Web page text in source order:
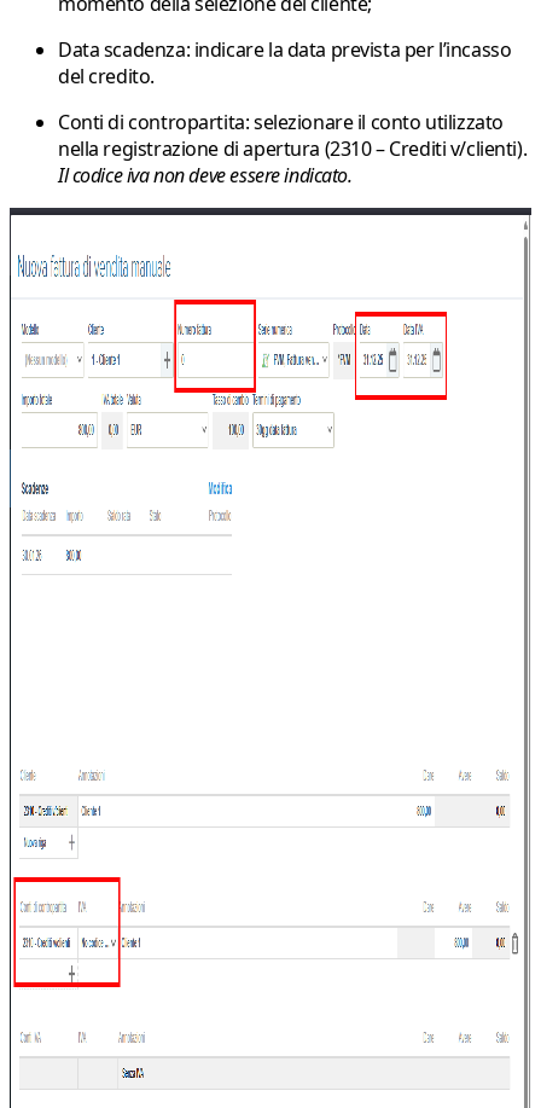
Data scadenza: indicare la data prevista per l’incasso
del credito.
Conti di contropartita: selezionare il conto utilizzato
nella registrazione di apertura (2310 – Crediti v/clienti).
Il codice iva non deve essere indicato.